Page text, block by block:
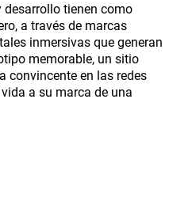
desarrollo tienen como
a través de marcas
inmersivas que generan
memorable, un sitio
convincente en las redes
a su marca de una